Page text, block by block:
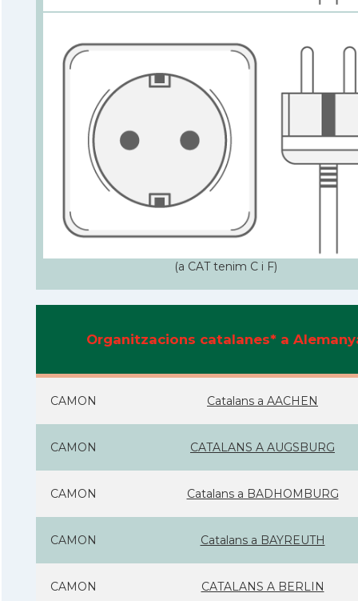
(a CAT tenim C i F)
Organitzacions catalanes* a
CAMON Catalans a AACHEN
CAMON CATALANS A AUGSBURG
CAMON Catalans a BADHOMBURG
CAMON Catalans a BAYREUTH
CAMON CATALANS A BERLIN